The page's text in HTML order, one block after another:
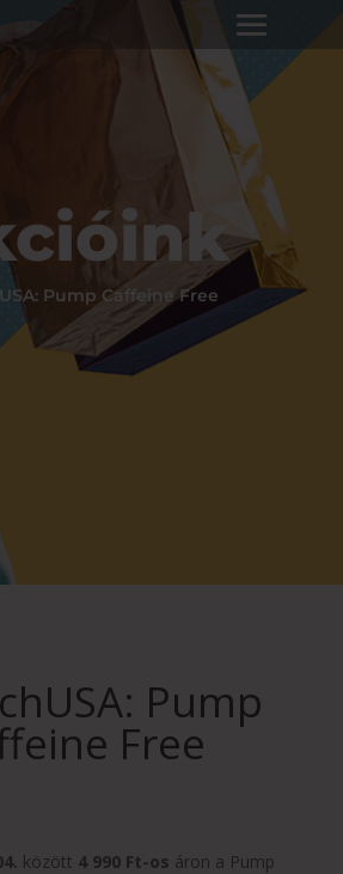
Pump Caffeine Free
Pump
Free
között 4 990 Ft-os áron a Pump